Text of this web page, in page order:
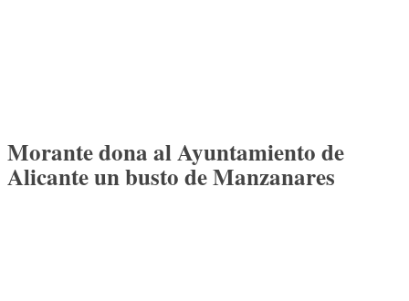
Morante dona al Ayuntamiento de
Alicante un busto de Manzanares